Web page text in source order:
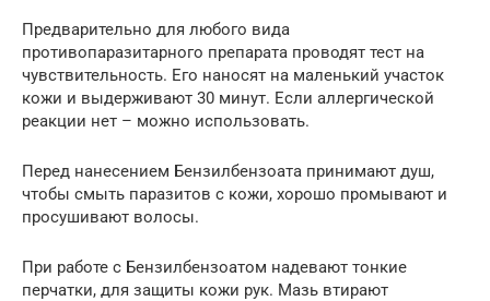
Предварительно для любого вида
противопаразитарного препарата проводят тест на
чувствительность. Его наносят на маленький участок
кожи и выдерживают 30 минут. Если аллергической
реакции нет – можно использовать.
Перед нанесением Бензилбензоата принимают душ,
чтобы смыть паразитов с кожи, хорошо промывают и
просушивают волосы.
При работе с Бензилбензоатом надевают тонкие
перчатки, для защиты кожи рук. Мазь втирают